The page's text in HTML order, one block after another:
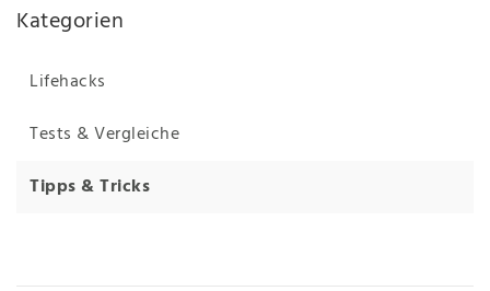
Kategorien
Lifehacks
Tests & Vergleiche
Tipps & Tricks